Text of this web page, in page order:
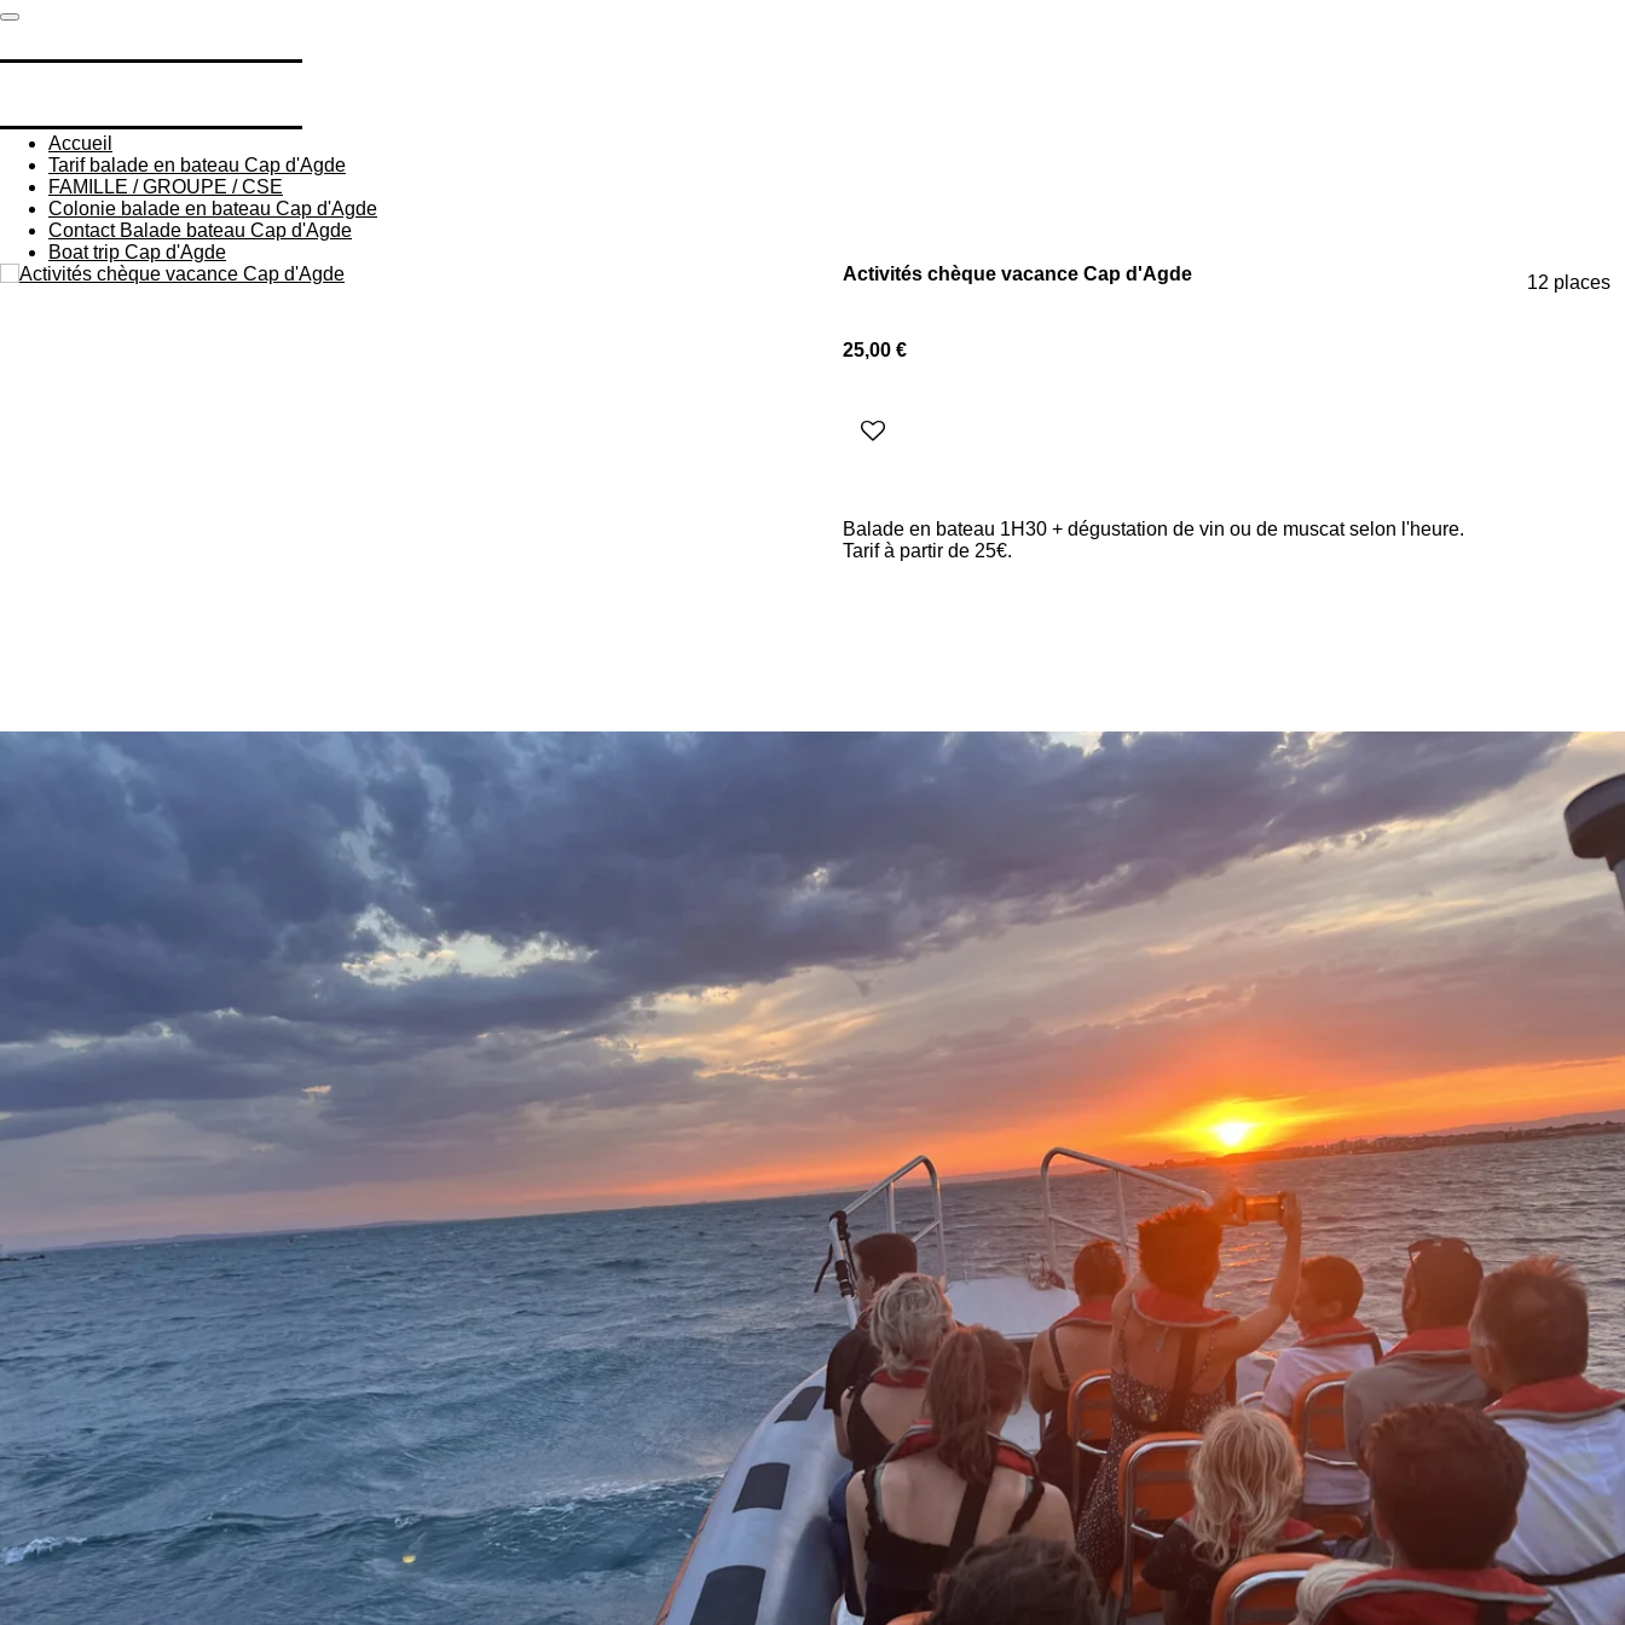
Passer
contenu
Accueil
Tarif balade en bateau Cap d'Agde
FAMILLE / GROUPE / CSE
Colonie balade en bateau Cap d'Agde
Contact Balade bateau Cap d'Agde
Boat trip Cap d'Agde
Activités chèque vacance Cap d'Agde
12 places
25,00 €
Balade en bateau 1H30 + dégustation de vin ou de muscat selon l'heure.
Tarif à partir de 25€.